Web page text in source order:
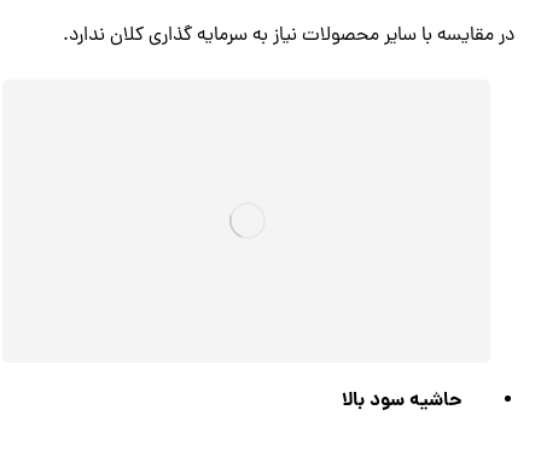
در مقایسه با سایر محصولات نیاز به سرمایه گذاری کلان ندارد.
حاشیه سود بالا